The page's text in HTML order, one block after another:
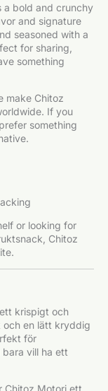
a bold and crunchy
and signature
seasoned with a
for sharing,
something
make Chitoz
If you
something
or looking for
Chitoz
krispigt och
och en lätt kryddig
för
vill ha ett
Chitoz Motori ett